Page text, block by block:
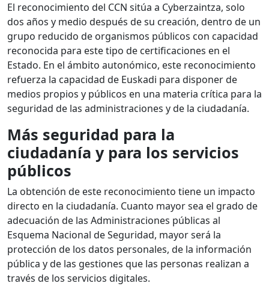
El reconocimiento del CCN sitúa a Cyberzaintza, solo
dos años y medio después de su creación, dentro de un
grupo reducido de organismos públicos con capacidad
reconocida para este tipo de certificaciones en el
Estado. En el ámbito autonómico, este reconocimiento
refuerza la capacidad de Euskadi para disponer de
medios propios y públicos en una materia crítica para la
seguridad de las administraciones y de la ciudadanía.
Más seguridad para la
ciudadanía y para los servicios
públicos
La obtención de este reconocimiento tiene un impacto
directo en la ciudadanía. Cuanto mayor sea el grado de
adecuación de las Administraciones públicas al
Esquema Nacional de Seguridad, mayor será la
protección de los datos personales, de la información
pública y de las gestiones que las personas realizan a
través de los servicios digitales.